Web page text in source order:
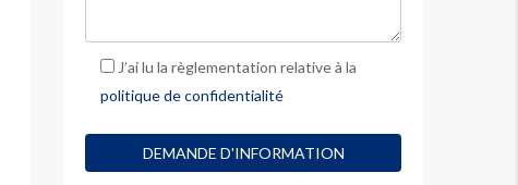
J’ai lu la règlementation relative à la
politique de confidentialité